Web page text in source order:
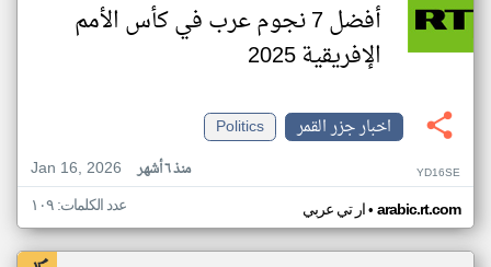
أفضل 7 نجوم عرب في كأس الأمم
الإفريقية 2025
اخبار جزر القمر
Politics
Jan 16, 2026
منذ ٦ أشهر YD16SE
ار تي عربي• arabic.rt.com عدد الكلمات: ١٠٩